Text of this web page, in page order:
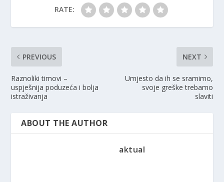
RATE:
PREVIOUS
Raznoliki timovi –
uspješnija poduzeća i bolja
istraživanja
NEXT
Umjesto da ih se sramimo,
svoje greške trebamo
slaviti
ABOUT THE AUTHOR
aktual